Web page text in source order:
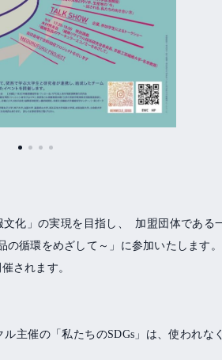
化」の実現を目指し、
加盟団体である
の循環をめざして～」に参加いたします。
されます。
ル主催の「私たちのSDGs 」は、使われな